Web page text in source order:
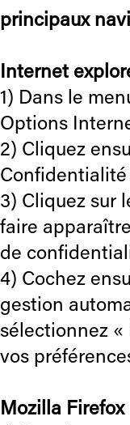
principaux
Internet
1) Dans le
Options
2) Cliquez
Confidentialité
3) Cliquez sur
faire
de
4) Cochez
gestion
sélectionnez «
vos
Mozilla Firefox